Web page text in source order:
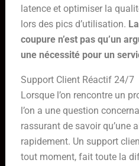
latence et optimiser la
lors des pics d’utilisation.
coupure n’est pas qu’un
une nécessité pour un
Support Client Réactif 24/7
Lorsque l’on rencontre un
l’on a une question
rassurant de savoir qu’une
rapidement. Un support
tout moment, fait toute la